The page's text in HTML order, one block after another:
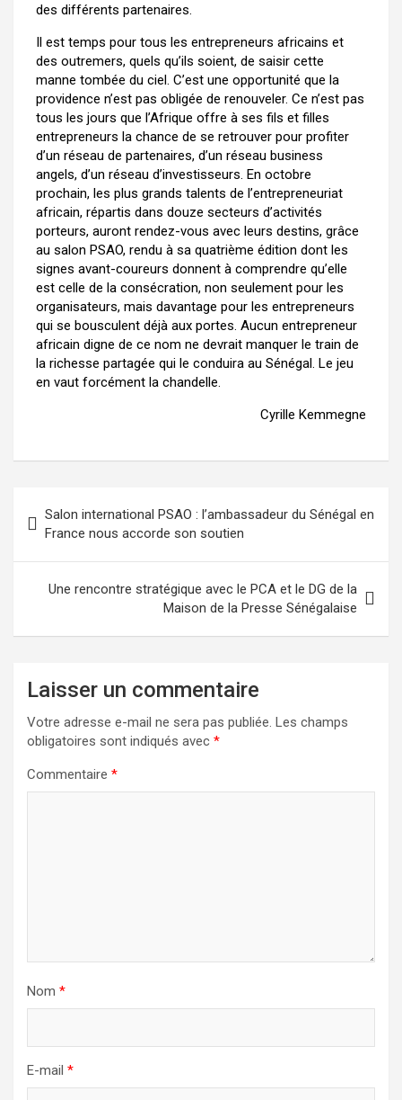
des différents partenaires.
Il est temps pour tous les entrepreneurs africains et
des outremers, quels qu’ils soient, de saisir cette
manne tombée du ciel. C’est une opportunité que la
providence n’est pas obligée de renouveler. Ce n’est pas
tous les jours que l’Afrique offre à ses fils et filles
entrepreneurs la chance de se retrouver pour profiter
d’un réseau de partenaires, d’un réseau business
angels, d’un réseau d’investisseurs. En octobre
prochain, les plus grands talents de l’entrepreneuriat
africain, répartis dans douze secteurs d’activités
porteurs, auront rendez-vous avec leurs destins, grâce
au salon PSAO, rendu à sa quatrième édition dont les
signes avant-coureurs donnent à comprendre qu’elle
est celle de la consécration, non seulement pour les
organisateurs, mais davantage pour les entrepreneurs
qui se bousculent déjà aux portes. Aucun entrepreneur
africain digne de ce nom ne devrait manquer le train de
la richesse partagée qui le conduira au Sénégal. Le jeu
en vaut forcément la chandelle.
Cyrille Kemmegne
Salon international PSAO : l’ambassadeur du Sénégal en
France nous accorde son soutien
Une rencontre stratégique avec le PCA et le DG de la
Maison de la Presse Sénégalaise
Laisser un commentaire
Votre adresse e-mail ne sera pas publiée. Les champs
obligatoires sont indiqués avec *
Commentaire *
Nom *
E-mail *